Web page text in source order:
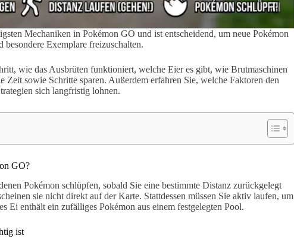
Mechaniken in Pokémon GO und ist entscheidend, um neue Pokémon
besondere Exemplare freizuschalten.
wie das Ausbrüten funktioniert, welche Eier es gibt, wie Brutmaschinen
Zeit sowie Schritte sparen. Außerdem erfahren Sie, welche Faktoren den
sich langfristig lohnen.
GO?
Pokémon schlüpfen, sobald Sie eine bestimmte Distanz zurückgelegt
sie nicht direkt auf der Karte. Stattdessen müssen Sie aktiv laufen, um
Ei enthält ein zufälliges Pokémon aus einem festgelegten Pool.
ist